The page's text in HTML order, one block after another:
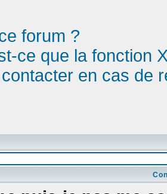
forum ?
ce que la fonction
en cas de